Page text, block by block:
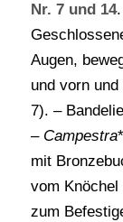
Nr. 7 und 14
Augen,
und vorn
7). –
– Campestra
mit
vom
zum